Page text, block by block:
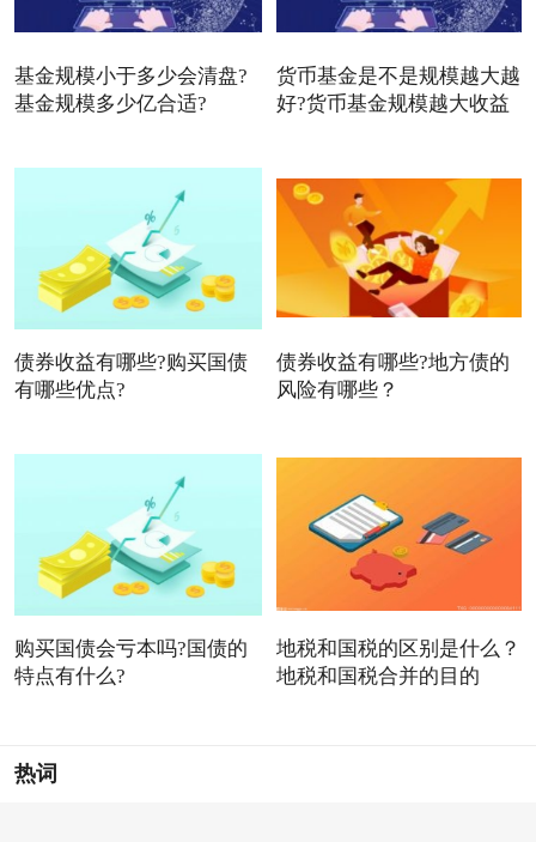
基金规模小于多少会清盘?
基金规模多少亿合适?
货币基金是不是规模越大越
好?货币基金规模越大收益
债券收益有哪些?购买国债
有哪些优点?
债券收益有哪些?地方债的
风险有哪些？
购买国债会亏本吗?国债的
特点有什么?
地税和国税的区别是什么？
地税和国税合并的目的
热词